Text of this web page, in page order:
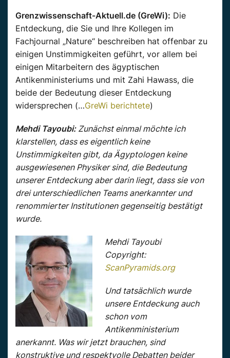
Grenzwissenschaft-Aktuell.de (GreWi): Die
Entdeckung, die Sie und Ihre Kollegen im
Fachjournal „Nature“ beschreiben hat offenbar zu
einigen Unstimmigkeiten geführt, vor allem bei
einigen Mitarbeitern des ägyptischen
Antikenministeriums und mit Zahi Hawass, die
beide der Bedeutung dieser Entdeckung
widersprechen (…GreWi berichtete)
Mehdi Tayoubi:Zunächst einmal möchte ich
klarstellen, dass es eigentlich keine
Unstimmigkeiten gibt, da Ägyptologen keine
ausgewiesenen Physiker sind, die Bedeutung
unserer Entdeckung aber darin liegt, dass sie von
drei unterschiedlichen Teams anerkannter und
renommierter Institutionen gegenseitig bestätigt
wurde.
Mehdi Tayoubi
Copyright:
ScanPyramids.org
Und tatsächlich wurde
unsere Entdeckung auch
schon vom
Antikenministerium
anerkannt. Was wir jetzt brauchen, sind
konstruktive und respektvolle Debatten beider